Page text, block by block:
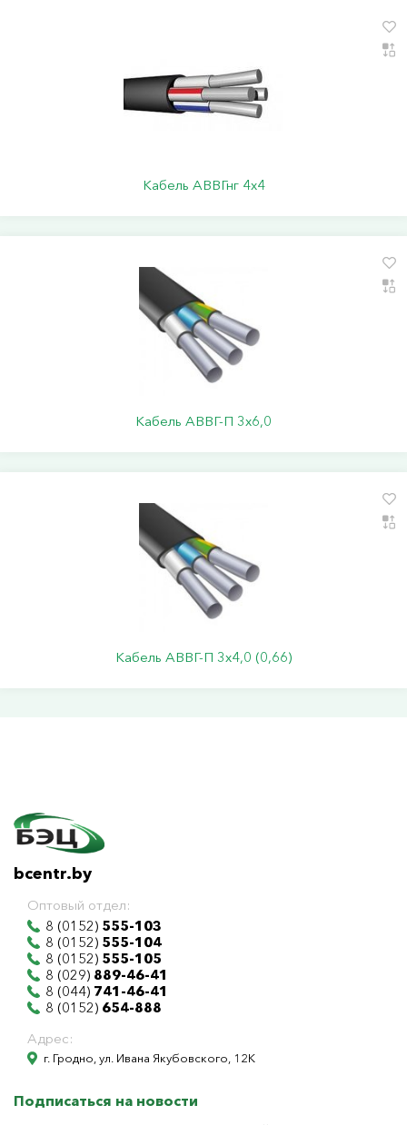
Кабель АВВГнг 4х4
Кабель АВВГ-П 3х6,0
Кабель АВВГ-П 3х4,0 (0,66)
bcentr.by
Оптовый отдел:
8 (0152) 555-103
8 (0152) 555-104
8 (0152) 555-105
8 (029) 889-46-41
8 (044) 741-46-41
8 (0152) 654-888
Адрес:
г. Гродно, ул. Ивана Якубовского, 12К
Подписаться на новости